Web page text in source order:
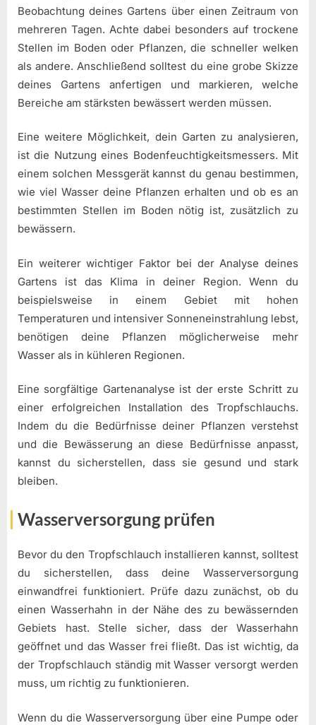
Beobachtung deines Gartens über einen Zeitraum von
mehreren Tagen. Achte dabei besonders auf trockene
Stellen im Boden oder Pflanzen, die schneller welken
als andere. Anschließend solltest du eine grobe Skizze
deines Gartens anfertigen und markieren, welche
Bereiche am stärksten bewässert werden müssen.
Eine weitere Möglichkeit, dein Garten zu analysieren,
ist die Nutzung eines Bodenfeuchtigkeitsmessers. Mit
einem solchen Messgerät kannst du genau bestimmen,
wie viel Wasser deine Pflanzen erhalten und ob es an
bestimmten Stellen im Boden nötig ist, zusätzlich zu
bewässern.
Ein weiterer wichtiger Faktor bei der Analyse deines
Gartens ist das Klima in deiner Region. Wenn du
beispielsweise in einem Gebiet mit hohen
Temperaturen und intensiver Sonneneinstrahlung lebst,
benötigen deine Pflanzen möglicherweise mehr
Wasser als in kühleren Regionen.
Eine sorgfältige Gartenanalyse ist der erste Schritt zu
einer erfolgreichen Installation des Tropfschlauchs.
Indem du die Bedürfnisse deiner Pflanzen verstehst
und die Bewässerung an diese Bedürfnisse anpasst,
kannst du sicherstellen, dass sie gesund und stark
bleiben.
Wasserversorgung prüfen
Bevor du den Tropfschlauch installieren kannst, solltest
du sicherstellen, dass deine Wasserversorgung
einwandfrei funktioniert. Prüfe dazu zunächst, ob du
einen Wasserhahn in der Nähe des zu bewässernden
Gebiets hast. Stelle sicher, dass der Wasserhahn
geöffnet und das Wasser frei fließt. Das ist wichtig, da
der Tropfschlauch ständig mit Wasser versorgt werden
muss, um richtig zu funktionieren.
Wenn du die Wasserversorgung über eine Pumpe oder